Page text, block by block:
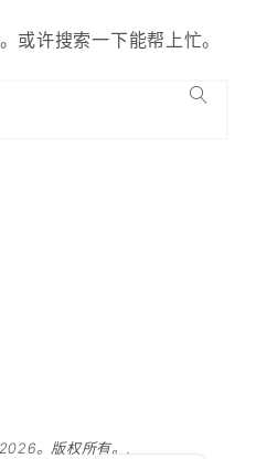
或许搜索一下能帮上忙。
。版权所有。.English